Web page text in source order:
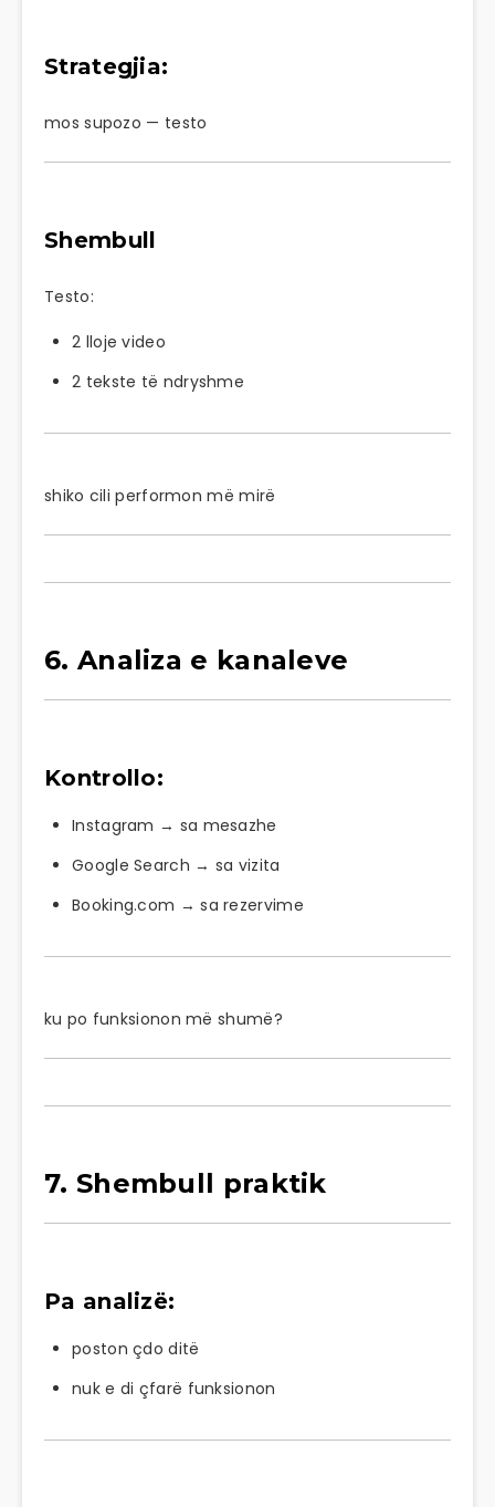
Strategjia:
mos supozo — testo
Shembull
Testo:
2 lloje video
2 tekste të ndryshme
shiko cili performon më mirë
6. Analiza e kanaleve
Kontrollo:
Instagram → sa mesazhe
Google Search → sa vizita
Booking.com → sa rezervime
ku po funksionon më shumë?
7. Shembull praktik
Pa analizë:
poston çdo ditë
nuk e di çfarë funksionon